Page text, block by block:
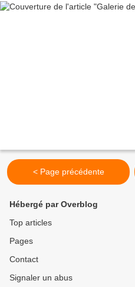
< Page précédente
Hébergé par Overblog
Top articles
Pages
Contact
Signaler un abus